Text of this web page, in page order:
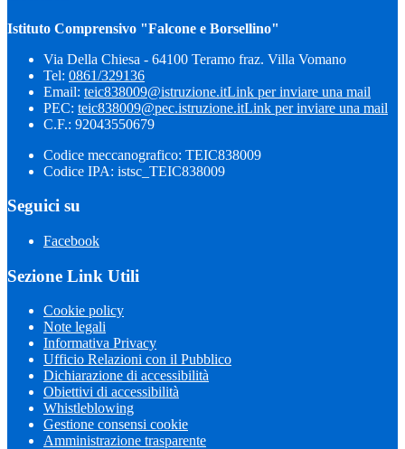
Istituto Comprensivo "Falcone e Borsellino"
Via Della Chiesa - 64100 Teramo fraz. Villa Vomano
Tel: 0861/329136
Email: teic838009@istruzione.itLink per inviare una mail
PEC: teic838009@pec.​istruzione.itLink per inviare una mail
C.F.: 92043550679
Codice meccanografico: TEIC838009
Codice IPA: istsc_TEIC838009
Seguici su
Facebook
Sezione Link Utili
Cookie policy
Note legali
Informativa Privacy
Ufficio Relazioni con il Pubblico
Dichiarazione di accessibilità
Obiettivi di accessibilità
Whistleblowing
Gestione consensi cookie
Amministrazione trasparente